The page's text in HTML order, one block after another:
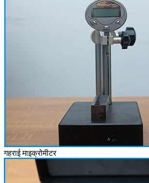
गहराई माइक्रोमीटर